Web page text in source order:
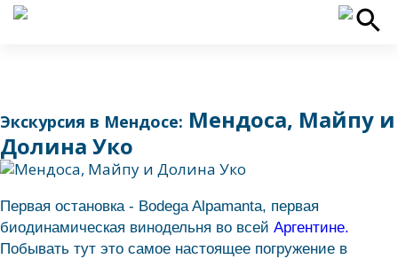
Экскурсия в Мендосе: Мендоса, Майпу и
Долина Уко
Первая остановка - Bodega Alpamanta, первая
биодинамическая винодельня во всей Аргентине.
Побывать тут это самое настоящее погружение в